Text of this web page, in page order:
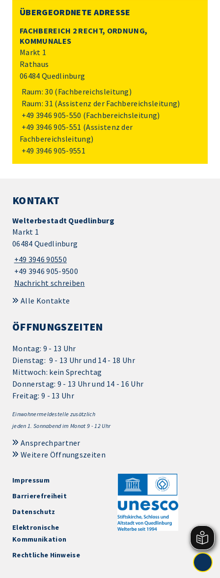
ÜBERGEORDNETE ADRESSE
FACHBEREICH 2 RECHT, ORDNUNG,
KOMMUNALES
Markt 1
Rathaus
06484 Quedlinburg
Raum: 30 (Fachbereichsleitung)
Raum: 31 (Assistenz der Fachbereichsleitung)
+49 3946 905-550 (Fachbereichsleitung)
+49 3946 905-551 (Assistenz der
Fachbereichsleitung)
+49 3946 905-9551
KONTAKT
Welterbestadt Quedlinburg
Markt 1
06484 Quedlinburg
+49 3946 90550
+49 3946 905-9500
Nachricht schreiben
Alle Kontakte
ÖFFNUNGSZEITEN
Montag: 9 - 13 Uhr
Dienstag: 9 - 13 Uhr und 14 - 18 Uhr
Mittwoch: kein Sprechtag
Donnerstag: 9 - 13 Uhr und 14 - 16 Uhr
Freitag: 9 - 13 Uhr
Einwohnermeldestelle zusätzlich
jeden 1. Sonnabend im Monat 9 - 12 Uhr
Ansprechpartner
Weitere Öffnungszeiten
Impressum
Barrierefreiheit
Datenschutz
Elektronische
Kommunikation
Rechtliche Hinweise